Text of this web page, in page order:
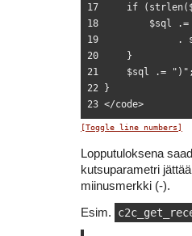
17     if
18         $sql .=
19              .
20     }
21     $sql .= ")";
22 }
[Toggle line numbers]
Lopputuloksena
kutsuparametri
miinusmerkki (-).
Esim.